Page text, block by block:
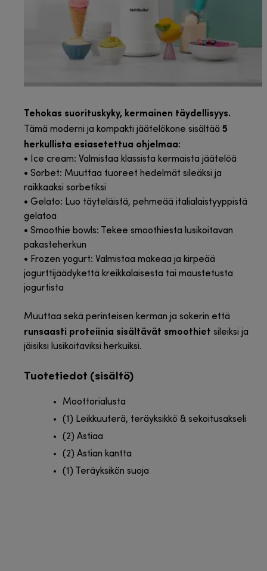
Tehokas suorituskyky, kermainen täydellisyys.
Tämä moderni ja kompakti jäätelökone sisältää 5
herkullista esiasetettua ohjelmaa:
• Ice cream: Valmistaa klassista kermaista jäätelöä
• Sorbet: Muuttaa tuoreet hedelmät sileäksi ja
raikkaaksi sorbetiksi
• Gelato: Luo täyteläistä, pehmeää italialaistyyppistä
gelatoa
• Smoothie bowls: Tekee smoothiesta lusikoitavan
pakasteherkun
• Frozen yogurt: Valmistaa makeaa ja kirpeää
jogurttijäädykettä kreikkalaisesta tai maustetusta
jogurtista
Muuttaa sekä perinteisen kerman ja sokerin että
runsaasti proteiinia sisältävät smoothiet sileiksi ja
jäisiksi lusikoitaviksi herkuiksi.
Tuotetiedot (sisältö)
Moottorialusta
(1) Leikkuuterä, teräyksikkö & sekoitusakseli
(2) Astiaa
(2) Astian kantta
(1) Teräyksikön suoja